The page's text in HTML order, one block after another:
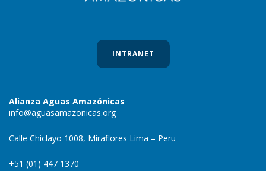
INTRANET
Alianza Aguas Amazónicas
info@aguasamazonicas.org
Calle Chiclayo 1008, Miraflores Lima – Peru
+51 (01) 447 1370